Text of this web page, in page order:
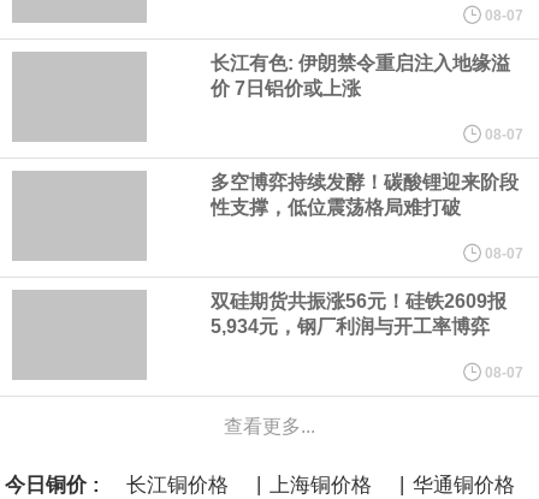
计划建造的15艘核动力“特朗普级”（Trump-class）战列舰，从研发
到采购的总费用可能高达2750亿美元，为美国有史以来最昂贵的水
面战舰项目之一。 根据CBO的初步估算，首舰造价约234亿美元，
后续14艘平均每艘约180亿美元。
黄金价格有望录得自今年1月以来最大单周涨幅。油价走弱为金价提
供支撑，同时投资者正等待美国非农就业数据，以寻找美国利率前
景的线索。StoneX高级分析师马特·辛普森表示，中东和平前景改善
令市场通胀预期下降，推动黄金价格从此前持续数周、位于4000美
元上方的盘整区间中进一步上涨。
08-07
长江有色: 伊朗禁令重启注入地缘溢
价 7日铝价或上涨
08-07
多空博弈持续发酵！碳酸锂迎来阶段
性支撑，低位震荡格局难打破
08-07
双硅期货共振涨56元！硅铁2609报
5,934元，钢厂利润与开工率博弈
08-07
查看更多...
今日铜价 : 长江铜价格 | 上海铜价格 | 华通铜价格